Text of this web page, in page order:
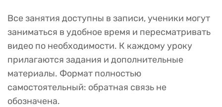
Все занятия доступны в записи, ученики могут
заниматься в удобное время и пересматривать
видео по необходимости. К каждому уроку
прилагаются задания и дополнительные
материалы. Формат полностью
самостоятельный: обратная связь не
обозначена.